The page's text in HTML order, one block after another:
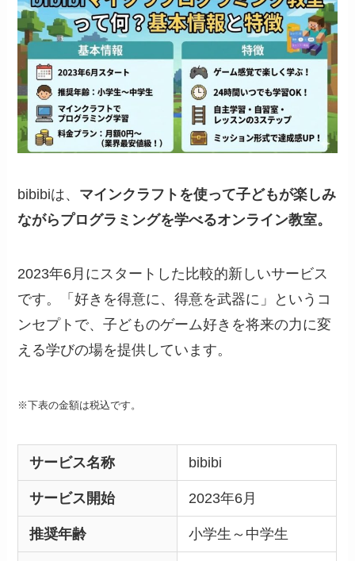
bibibiは、 マインクラフトを使って子どもが楽しみ
ながらプログラミングを学べるオンライン教室。
2023年6月にスタートした比較的新しいサービス
です。「好きを得意に、得意を武器に」というコ
ンセプトで、子どものゲーム好きを将来の力に変
える学びの場を提供しています。
※下表の金額は税込です。
サービス名称 bibibi
サービス開始 2023年6月
推奨年齢 小学生～中学生